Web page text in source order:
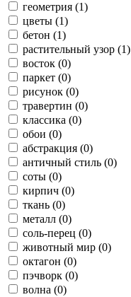
геометрия (1)
цветы (1)
бетон (1)
растительный узор (1)
восток (0)
паркет (0)
рисунок (0)
травертин (0)
классика (0)
обои (0)
абстракция (0)
античный стиль (0)
соты (0)
кирпич (0)
ткань (0)
металл (0)
соль-перец (0)
животный мир (0)
октагон (0)
пэчворк (0)
волна (0)